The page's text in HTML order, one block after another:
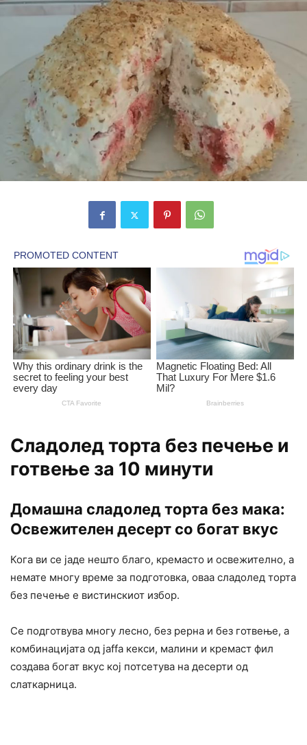
Сладолед торта без печење и
готвење за 10 минути
Домашна сладолед торта без мака:
Освежителен десерт со богат вкус
Кога ви се јаде нешто благо, кремасто и освежително, а
немате многу време за подготовка, оваа сладолед торта
без печење е вистинскиот избор.
Се подготвува многу лесно, без рерна и без готвење, а
комбинацијата од јaffa кекси, малини и кремаст фил
создава богат вкус кој потсетува на десерти од
слаткарница.